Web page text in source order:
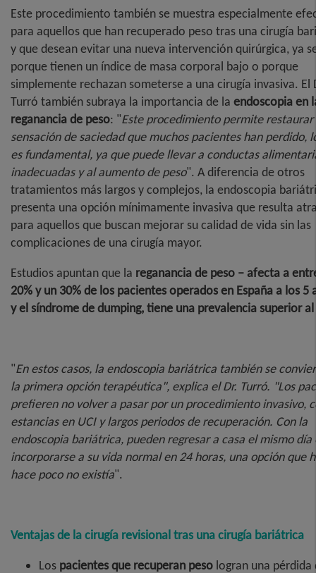
Este procedimiento también se muestra especialmente
para aquellos que han recuperado peso tras una cirugía
y que desean evitar una nueva intervención quirúrgica, ya
porque tienen un índice de masa corporal bajo o porque
simplemente rechazan someterse a una cirugía invasiva. El
Turró también subraya la importancia de la endoscopia en
reganancia de peso: "Este procedimiento permite restaurar
sensación de saciedad que muchos pacientes han perdido,
es fundamental, ya que puede llevar a conductas
inadecuadas y al aumento de peso". A diferencia de otros
tratamientos más largos y complejos, la endoscopia
presenta una opción mínimamente invasiva que resulta
para aquellos que buscan mejorar su calidad de vida sin las
complicaciones de una cirugía mayor.
Estudios apuntan que la reganancia de peso – afecta a
20% y un 30% de los pacientes operados en España a los 5
y el síndrome de dumping, tiene una prevalencia superior al
"En estos casos, la endoscopia bariátrica también se
la primera opción terapéutica", explica el Dr. Turró. "Los
prefieren no volver a pasar por un procedimiento invasivo,
estancias en UCI y largos periodos de recuperación. Con la
endoscopia bariátrica, pueden regresar a casa el mismo día
incorporarse a su vida normal en 24 horas, una opción que
hace poco no existía".
Ventajas de la cirugía revisional tras una cirugía bariátrica
Los pacientes que recuperan peso logran una pérdida